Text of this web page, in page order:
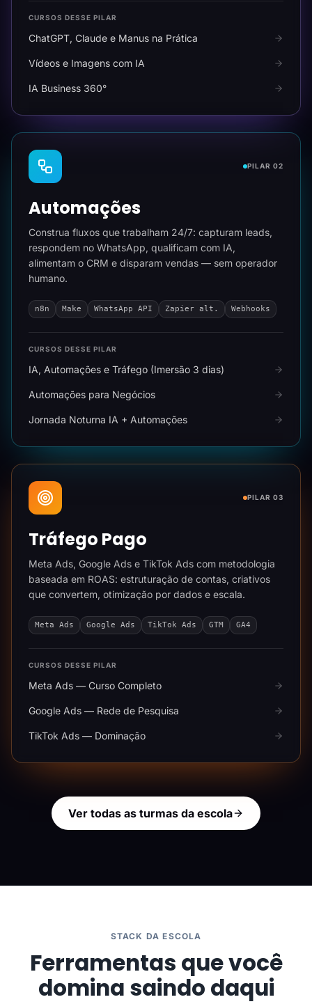
CURSOS DESSE PILAR
ChatGPT, Claude e Manus na Prática
Vídeos e Imagens com IA
IA Business 360°
PILAR 02
Automações
Construa fluxos que trabalham 24/7: capturam leads,
respondem no WhatsApp, qualificam com IA,
alimentam o CRM e disparam vendas — sem operador
humano.
n8n Make WhatsApp API Zapier alt. Webhooks
CURSOS DESSE PILAR
IA, Automações e Tráfego (Imersão 3 dias)
Automações para Negócios
Jornada Noturna IA + Automações
PILAR 03
Tráfego Pago
Meta Ads, Google Ads e TikTok Ads com metodologia
baseada em ROAS: estruturação de contas, criativos
que convertem, otimização por dados e escala.
Meta Ads Google Ads TikTok Ads GTM GA4
CURSOS DESSE PILAR
Meta Ads — Curso Completo
Google Ads — Rede de Pesquisa
TikTok Ads — Dominação
Ver todas as turmas da escola
STACK DA ESCOLA
Ferramentas que você
domina saindo daqui